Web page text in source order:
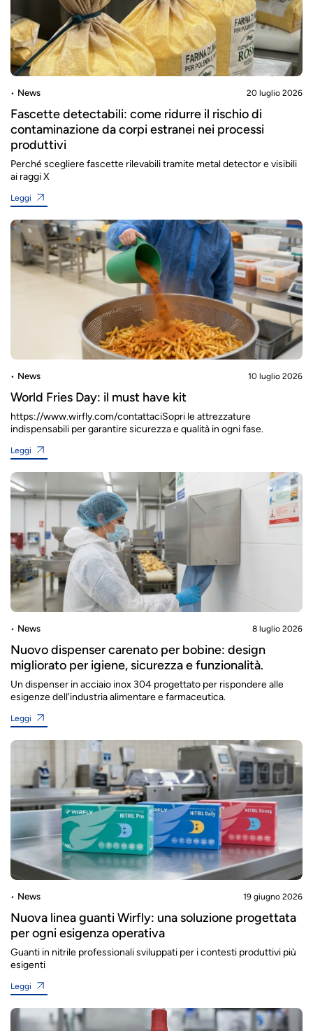
News 20 luglio 2026
Fascette detectabili: come ridurre il rischio di
contaminazione da corpi estranei nei processi
produttivi
Perché scegliere fascette rilevabili tramite metal detector e visibili
ai raggi X
Leggi
News 10 luglio 2026
World Fries Day: il must have kit
https://www.wirfly.com/contattaciSopri le attrezzature
indispensabili per garantire sicurezza e qualità in ogni fase.
Leggi
News 8 luglio 2026
Nuovo dispenser carenato per bobine: design
migliorato per igiene, sicurezza e funzionalità.
Un dispenser in acciaio inox 304 progettato per rispondere alle
esigenze dell'industria alimentare e farmaceutica.
Leggi
News 19 giugno 2026
Nuova linea guanti Wirfly: una soluzione progettata
per ogni esigenza operativa
Guanti in nitrile professionali sviluppati per i contesti produttivi più
esigenti
Leggi